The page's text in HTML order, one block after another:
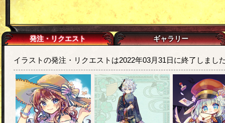
発注・リクエスト ギャラリー
イラストの発注・リクエストは2022年03月31日に終了しまし